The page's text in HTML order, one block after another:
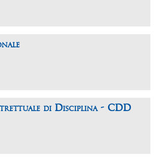
di Disciplina - CDD